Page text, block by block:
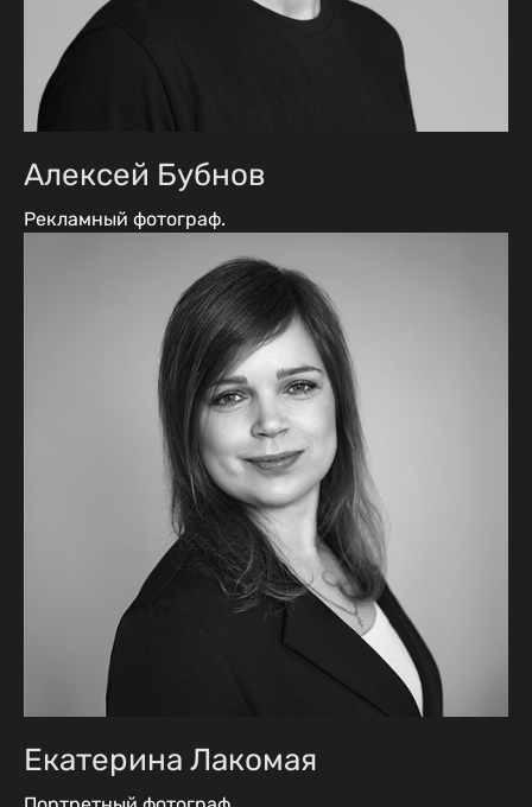
Алексей Бубнов
Рекламный фотограф.
Екатерина Лакомая